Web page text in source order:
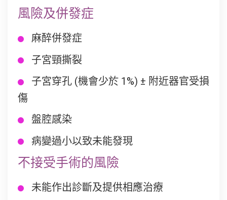
風險及併發症
麻醉併發症
子宮頸撕裂
子宮穿孔 (機會少於 1%) ± 附近器官受損
傷
盤腔感染
病變過小以致未能發現
不接受手術的風險
未能作出診斷及提供相應治療